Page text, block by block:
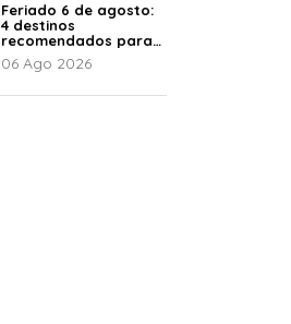
Feriado 6 de agosto:
4 destinos
recomendados para
disfrutar el descanso
06 Ago 2026